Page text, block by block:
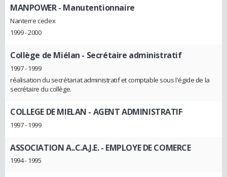
MANPOWER- Manutentionnaire
Nanterre cedex
1999 - 2000
Collège de Miélan - Secrétaire administratif
1997 - 1999
réalisation du secrétariat administratif et comptable sous l'égide de la
secrétaire du collège.
COLLEGE DE MIELAN - AGENT ADMINISTRATIF
1997 - 1999
ASSOCIATION A..C.A.J.E.- EMPLOYE DE COMERCE
1994 - 1995